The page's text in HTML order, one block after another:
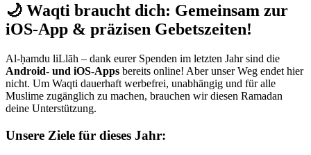
🌙 Waqti braucht dich: Gemeinsam zur
iOS-App & präzisen Gebetszeiten!
Al-ḥamdu liLlāh – dank eurer Spenden im letzten Jahr sind die
Android- und iOS-Apps bereits online! Aber unser Weg endet hier
nicht. Um Waqti dauerhaft werbefrei, unabhängig und für alle
Muslime zugänglich zu machen, brauchen wir diesen Ramadan
deine Unterstützung.
Unsere Ziele für dieses Jahr: